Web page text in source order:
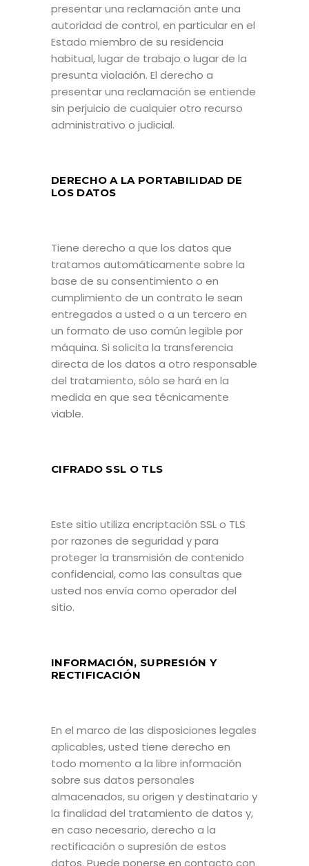
presentar una reclamación ante una
autoridad de control, en particular en el
Estado miembro de su residencia
habitual, lugar de trabajo o lugar de la
presunta violación. El derecho a
presentar una reclamación se entiende
sin perjuicio de cualquier otro recurso
administrativo o judicial.
DERECHO A LA PORTABILIDAD DE
LOS DATOS
Tiene derecho a que los datos que
tratamos automáticamente sobre la
base de su consentimiento o en
cumplimiento de un contrato le sean
entregados a usted o a un tercero en
un formato de uso común legible por
máquina. Si solicita la transferencia
directa de los datos a otro responsable
del tratamiento, sólo se hará en la
medida en que sea técnicamente
viable.
CIFRADO SSL O TLS
Este sitio utiliza encriptación SSL o TLS
por razones de seguridad y para
proteger la transmisión de contenido
confidencial, como las consultas que
usted nos envía como operador del
sitio.
INFORMACIÓN, SUPRESIÓN Y
RECTIFICACIÓN
En el marco de las disposiciones legales
aplicables, usted tiene derecho en
todo momento a la libre información
sobre sus datos personales
almacenados, su origen y destinatario y
la finalidad del tratamiento de datos y,
en caso necesario, derecho a la
rectificación o supresión de estos
datos. Puede ponerse en contacto con